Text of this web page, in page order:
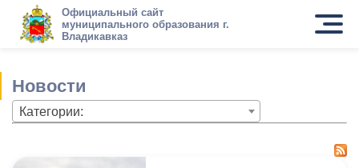
Официальный сайт
муниципального образования г.
Владикавказ
Новости
Категории: